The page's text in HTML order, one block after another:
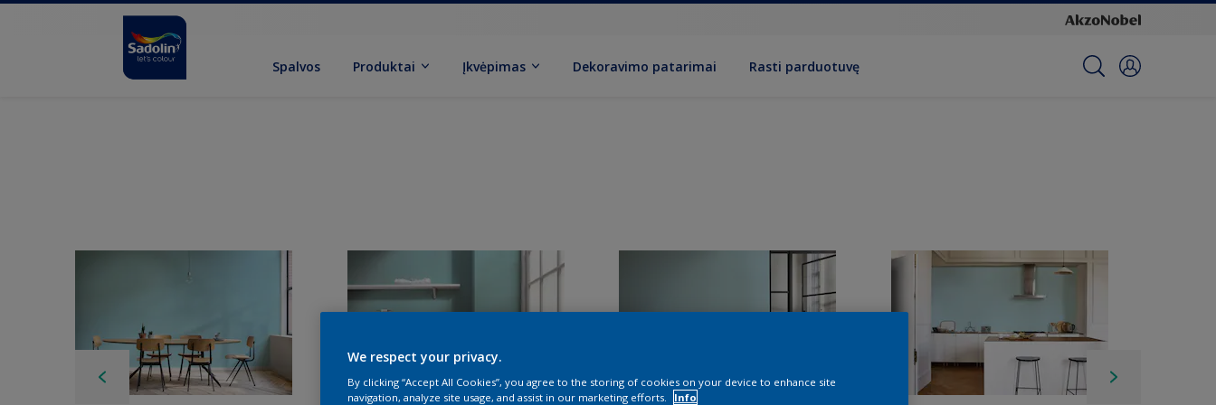
Spalvos Produktai Įkvėpimas Dekoravimo patarimai Rasti parduotuvę
We respect your privacy.
By clicking “Accept All Cookies”, you agree to the storing of cookies on your device to enhance site
navigation, analyze site usage, and assist in our marketing efforts.
Info